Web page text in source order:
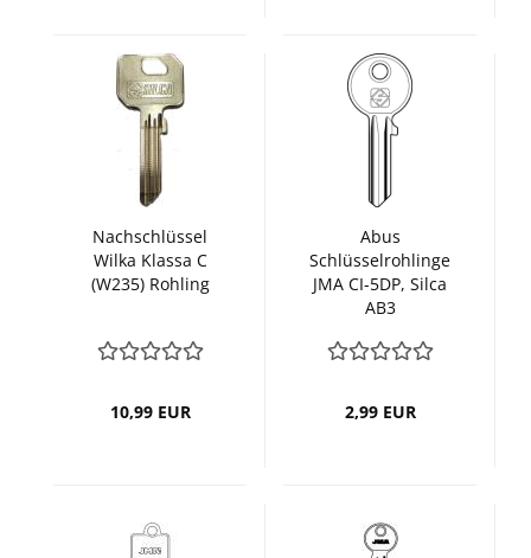
Nachschlüssel
Wilka Klassa C
(W235) Rohling
10,99 EUR
Abus
Schlüsselrohlinge
JMA CI-5DP, Silca
AB3
2,99 EUR